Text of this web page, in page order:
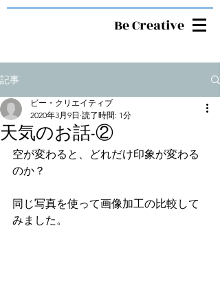
Be Creative
記事
天気のお話-②
ビー・クリエイティブ
2020年3月9日 読了時間: 1分
空が変わると、どれだけ印象が変わる
のか？
同じ写真を使って画像加工の比較して
みました。